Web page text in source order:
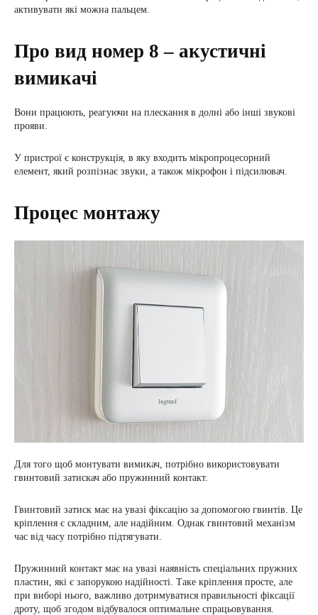
активувати які можна пальцем.
Про вид номер 8 – акустичні
вимикачі
Вони працюють, реагуючи на плескання в долні або інші звукові
прояви.
У пристрої є конструкція, в яку входить мікропроцесорний
елемент, який розпізнає звуки, а також мікрофон і підсилювач.
Процес монтажу
Для того щоб монтувати вимикач, потрібно використовувати
гвинтовий затискач або пружинний контакт.
Гвинтовий затиск має на увазі фіксацію за допомогою гвинтів. Це
кріплення є складним, але надійним. Однак гвинтовий механізм
час від часу потрібно підтягувати.
Пружинний контакт має на увазі наявність спеціальних пружних
пластин, які є запорукою надійності. Таке кріплення просте, але
при виборі нього, важливо дотримуватися правильності фіксації
дроту, щоб згодом відбувалося оптимальне спрацьовування.